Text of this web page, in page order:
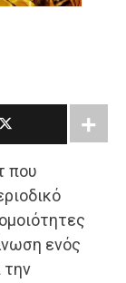
που
ενός
την